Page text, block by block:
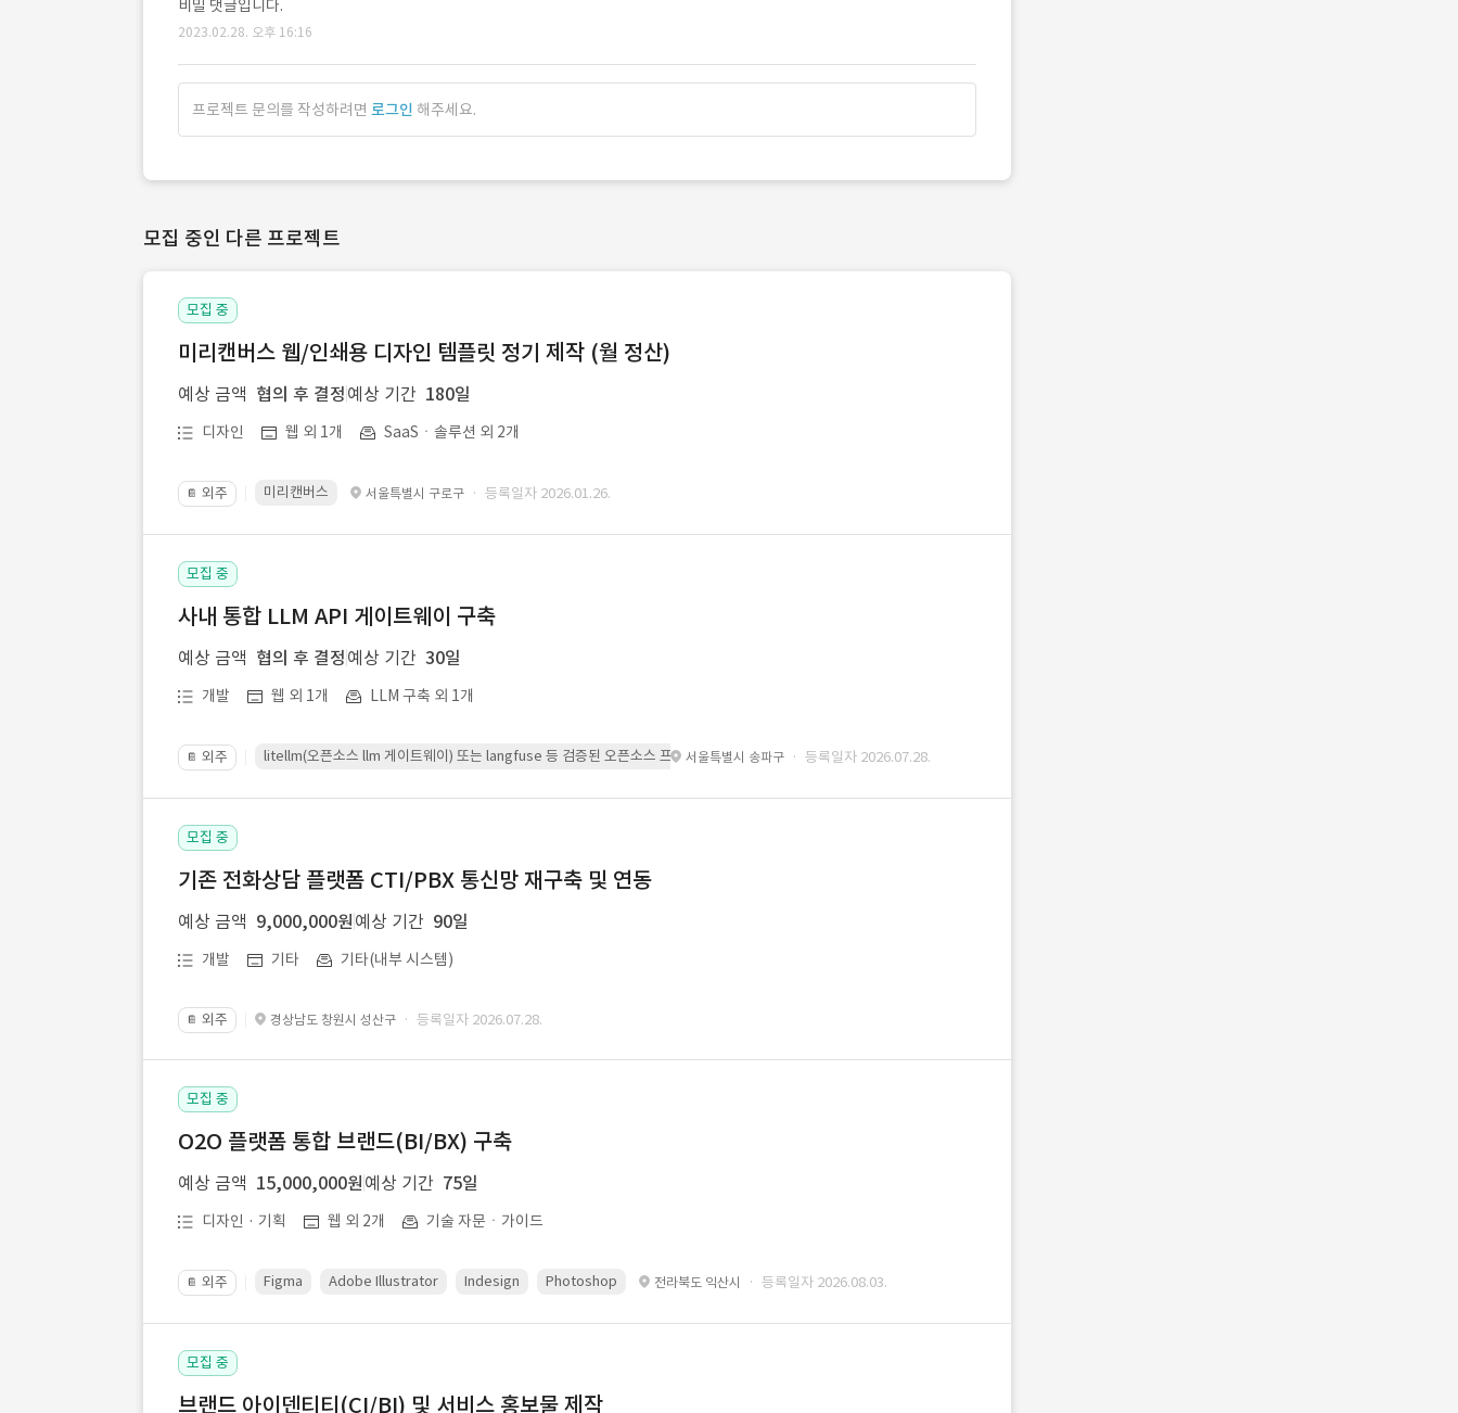
비밀 댓글입니다.
2023.02.28. 오후 16:16
프로젝트 문의를 작성하려면 로그인 해주세요.
모집 중인 다른 프로젝트
모집 중
미리캔버스 웹/인쇄용 디자인 템플릿 정기 제작 (월 정산)
예상 금액 협의 후 결정 예상 기간 180일
디자인 웹 외 1개 SaaSㆍ솔루션 외 2개
📔 외주 미리캔버스 서울특별시 구로구 · 등록일자 2026.01.26.
모집 중
사내 통합 LLM API 게이트웨이 구축
예상 금액 협의 후 결정 예상 기간 30일
개발 웹 외 1개 LLM 구축 외 1개
📔 외주 litellm(오픈소스 llm 게이트웨이) 또는 langfuse 등 검증된 오픈소스 프레임워크를 기반으로 시스템을 구축
서울특별시 송파구 · 등록일자 2026.07.28.
모집 중
기존 전화상담 플랫폼 CTI/PBX 통신망 재구축 및 연동
예상 금액 9,000,000원 예상 기간 90일
개발 기타 기타(내부 시스템)
📔 외주 경상남도 창원시 성산구 · 등록일자 2026.07.28.
모집 중
O2O 플랫폼 통합 브랜드(BI/BX) 구축
예상 금액 15,000,000원 예상 기간 75일
디자인 · 기획 웹 외 2개 기술 자문ㆍ가이드
📔 외주 Figma Adobe Illustrator Indesign Photoshop 전라북도 익산시 · 등록일자 2026.08.03.
모집 중
브랜드 아이덴티티(CI/BI) 및 서비스 홍보물 제작